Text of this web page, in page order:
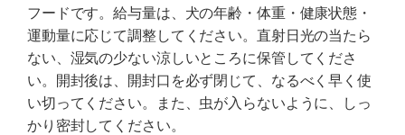
フードです。給与量は、犬の年齢・体重・健康状態・
運動量に応じて調整してください。直射日光の当たら
ない、湿気の少ない涼しいところに保管してくださ
い。開封後は、開封口を必ず閉じて、なるべく早く使
い切ってください。また、虫が入らないように、しっ
かり密封してください。